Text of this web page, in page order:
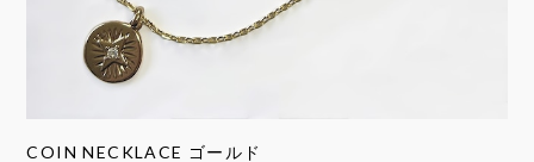
COIN NECKLACE ゴールド